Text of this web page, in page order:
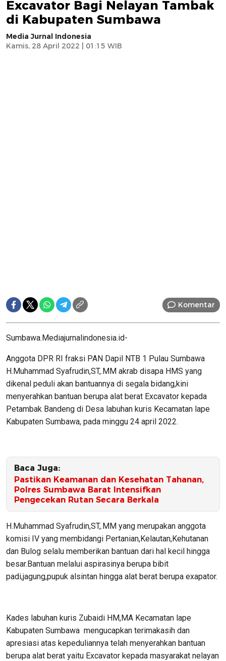
Excavator Bagi Nelayan Tambak
di Kabupaten Sumbawa
Media Jurnal Indonesia
Kamis, 28 April 2022 | 01:15 WIB
Komentar
Sumbawa.Mediajurnalindonesia.id-
Anggota DPR RI fraksi PAN Dapil NTB 1 Pulau Sumbawa
H.Muhammad Syafrudin,ST,.MM akrab disapa HMS yang
dikenal peduli akan bantuannya di segala bidang,kini
menyerahkan bantuan berupa alat berat Excavator kepada
Petambak Bandeng di Desa labuhan kuris Kecamatan lape
Kabupaten Sumbawa, pada minggu 24 april 2022.
Baca Juga:
Pastikan Keamanan dan Kesehatan Tahanan,
Polres Sumbawa Barat Intensifkan
Pengecekan Rutan Secara Berkala
H.Muhammad Syafrudin,ST,.MM yang merupakan anggota
komisi IV yang membidangi Pertanian,Kelautan,Kehutanan
dan Bulog selalu memberikan bantuan dari hal kecil hingga
besar.Bantuan melalui aspirasinya berupa bibit
padi,jagung,pupuk alsintan hingga alat berat berupa exapator.
Kades labuhan kuris Zubaidi HM,MA Kecamatan lape
Kabupaten Sumbawa mengucapkan terimakasih dan
apresiasi atas kepeduliannya telah menyerahkan bantuan
berupa alat berat yaitu Excavator kepada masyarakat nelayan